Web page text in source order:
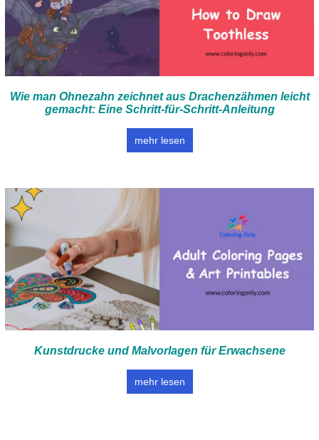
Wie man Ohnezahn zeichnet aus Drachenzähmen leicht
gemacht: Eine Schritt-für-Schritt-Anleitung
mehr lesen
Kunstdrucke und Malvorlagen für Erwachsene
mehr lesen